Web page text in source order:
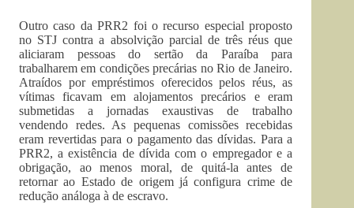
Outro caso da PRR2 foi o recurso especial proposto
no STJ contra a absolvição parcial de três réus que
aliciaram pessoas do sertão da Paraíba para
trabalharem em condições precárias no Rio de Janeiro.
Atraídos por empréstimos oferecidos pelos réus, as
vítimas ficavam em alojamentos precários e eram
submetidas a jornadas exaustivas de trabalho
vendendo redes. As pequenas comissões recebidas
eram revertidas para o pagamento das dívidas. Para a
PRR2, a existência de dívida com o empregador e a
obrigação, ao menos moral, de quitá-la antes de
retornar ao Estado de origem já configura crime de
redução análoga à de escravo.